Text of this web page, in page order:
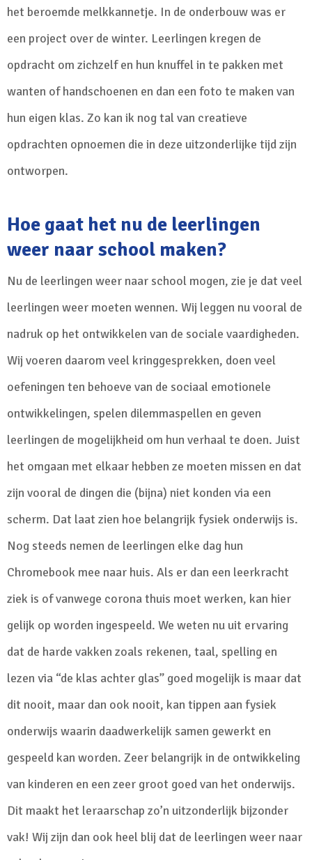
het beroemde melkkannetje. In de onderbouw was er
een project over de winter. Leerlingen kregen de
opdracht om zichzelf en hun knuffel in te pakken met
wanten of handschoenen en dan een foto te maken van
hun eigen klas. Zo kan ik nog tal van creatieve
opdrachten opnoemen die in deze uitzonderlijke tijd zijn
ontworpen.
Hoe gaat het nu de leerlingen
weer naar school maken?
Nu de leerlingen weer naar school mogen, zie je dat veel
leerlingen weer moeten wennen. Wij leggen nu vooral de
nadruk op het ontwikkelen van de sociale vaardigheden.
Wij voeren daarom veel kringgesprekken, doen veel
oefeningen ten behoeve van de sociaal emotionele
ontwikkelingen, spelen dilemmaspellen en geven
leerlingen de mogelijkheid om hun verhaal te doen. Juist
het omgaan met elkaar hebben ze moeten missen en dat
zijn vooral de dingen die (bijna) niet konden via een
scherm. Dat laat zien hoe belangrijk fysiek onderwijs is.
Nog steeds nemen de leerlingen elke dag hun
Chromebook mee naar huis. Als er dan een leerkracht
ziek is of vanwege corona thuis moet werken, kan hier
gelijk op worden ingespeeld. We weten nu uit ervaring
dat de harde vakken zoals rekenen, taal, spelling en
lezen via “de klas achter glas” goed mogelijk is maar dat
dit nooit, maar dan ook nooit, kan tippen aan fysiek
onderwijs waarin daadwerkelijk samen gewerkt en
gespeeld kan worden. Zeer belangrijk in de ontwikkeling
van kinderen en een zeer groot goed van het onderwijs.
Dit maakt het leraarschap zo’n uitzonderlijk bijzonder
vak! Wij zijn dan ook heel blij dat de leerlingen weer naar